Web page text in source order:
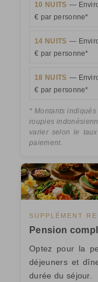
10 NUITS —
€ par personne*
14 NUITS —
€ par personne*
18 NUITS —
€ par personne*
* Montants
roupies
varier selon le
paiement.
SUPPLÉMENT
Pension
Optez pour la
déjeuners et
durée du séjour.